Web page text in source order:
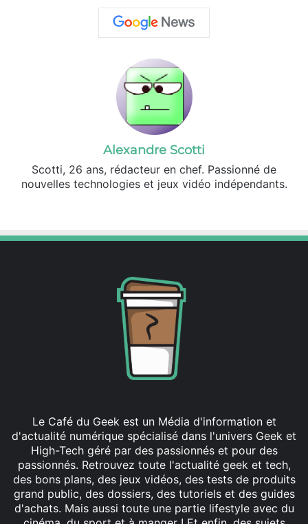
Alexandre Scotti
Scotti, 26 ans, rédacteur en chef. Passionné de
nouvelles technologies et jeux vidéo indépendants.
Le Café du Geek est un Média d'information et
d'actualité numérique spécialisé dans l'univers Geek et
High-Tech géré par des passionnés et pour des
passionnés. Retrouvez toute l'actualité geek et tech,
des bons plans, des jeux vidéos, des tests de produits
grand public, des dossiers, des tutoriels et des guides
d'achats. Mais aussi toute une partie lifestyle avec du